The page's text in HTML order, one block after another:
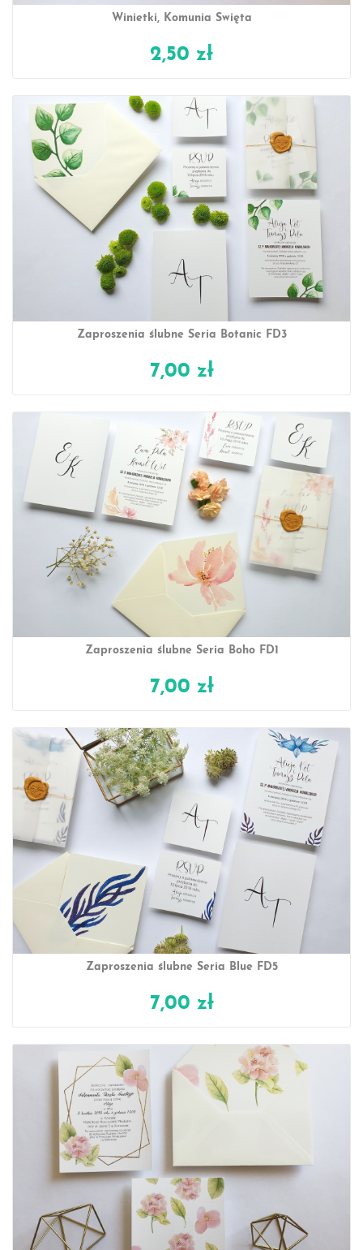
Winietki, Komunia Święta
2,50 zł
Zaproszenia ślubne Seria Botanic FD3
7,00 zł
Zaproszenia ślubne Seria Boho FD1
7,00 zł
Zaproszenia ślubne Seria Blue FD5
7,00 zł